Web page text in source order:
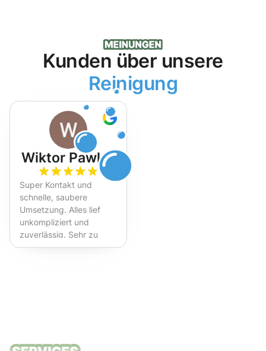
Kunden über unsere
Reinigung
Wiktor Pawlak
Super Kontakt und
schnelle, saubere
Umsetzung. Alles lief
unkompliziert und
zuverlässig. Sehr zu
empfehlen!